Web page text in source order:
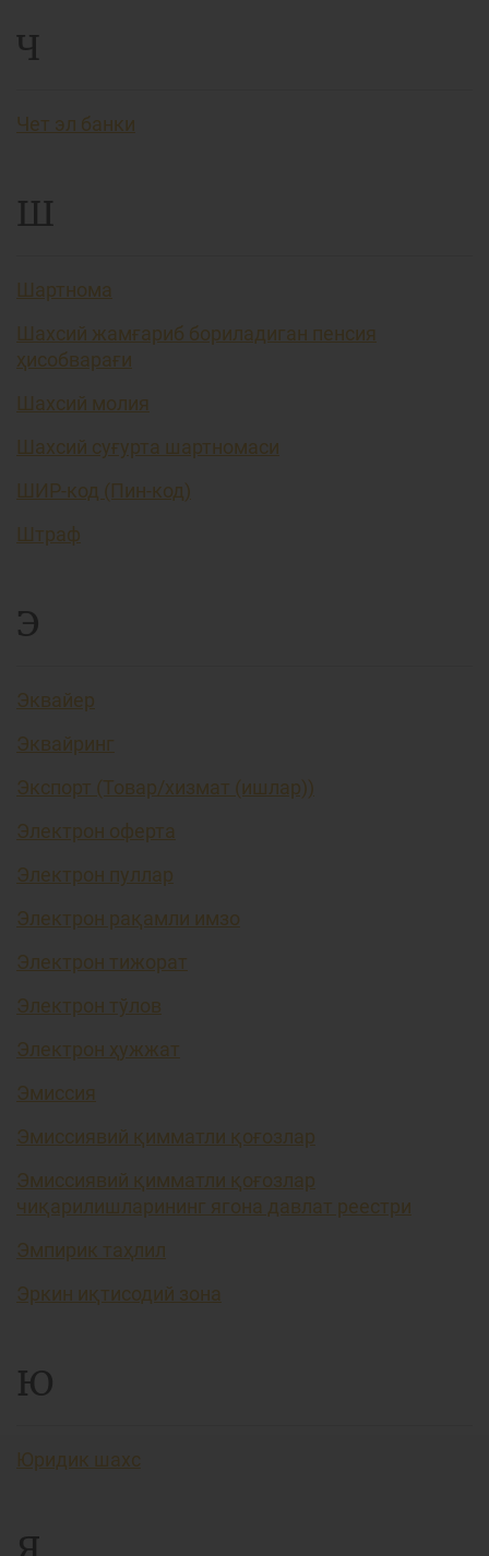
Ч
Чет эл банки
Ш
Шартнома
Шахсий жамғариб бориладиган пенсия
ҳисобварағи
Шахсий молия
Шахсий суғурта шартномаси
ШИР-код (Пин-код)
Штраф
Э
Эквайер
Эквайринг
Экспорт (Товар/хизмат (ишлар))
Электрон оферта
Электрон пуллар
Электрон рақамли имзо
Электрон тижорат
Электрон тўлов
Электрон ҳужжат
Эмиссия
Эмиссиявий қимматли қоғозлар
Эмиссиявий қимматли қоғозлар
чиқарилишларининг ягона давлат реестри
Эмпирик таҳлил
Эркин иқтисодий зона
Ю
Юридик шахс